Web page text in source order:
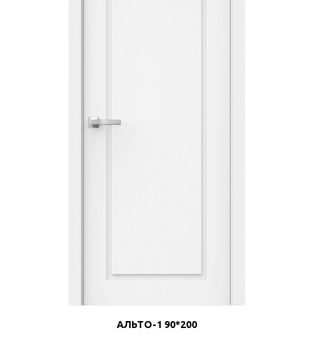
АЛЬТО-1 90*200
АЛЬТО-1 90*200